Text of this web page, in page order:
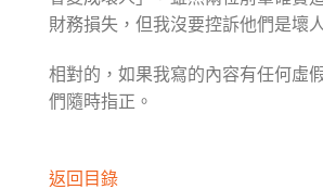
財務損失，但我沒要控訴他們是壞
相對的，如果我寫的內容有任何虛
們隨時指正。
返回目錄